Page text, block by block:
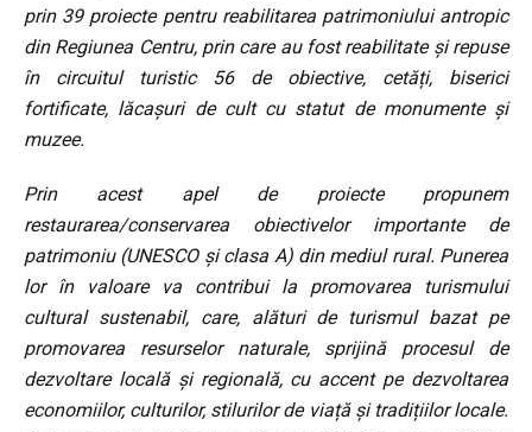
prin 39 proiecte pentru reabilitarea patrimoniului antropic
din Regiunea Centru, prin care au fost reabilitate și repuse
în circuitul turistic 56 de obiective, cetăți, biserici
fortificate, lăcașuri de cult cu statut de monumente și
muzee.
Prin acest apel de proiecte propunem
restaurarea/conservarea obiectivelor importante de
patrimoniu (UNESCO și clasa A) din mediul rural. Punerea
lor în valoare va contribui la promovarea turismului
cultural sustenabil, care, alături de turismul bazat pe
promovarea resurselor naturale, sprijină procesul de
dezvoltare locală și regională, cu accent pe dezvoltarea
economiilor, culturilor, stilurilor de viață și tradițiilor locale.